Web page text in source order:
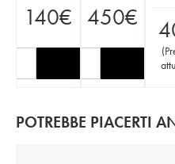
140€ 450€
(
POTREBBE PIACERTI